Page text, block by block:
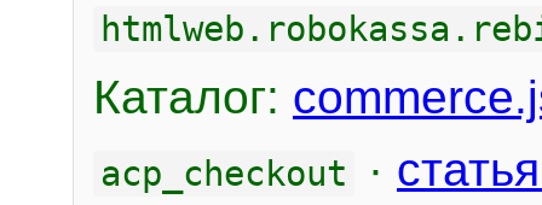
Каталог:
acp_checkout ·